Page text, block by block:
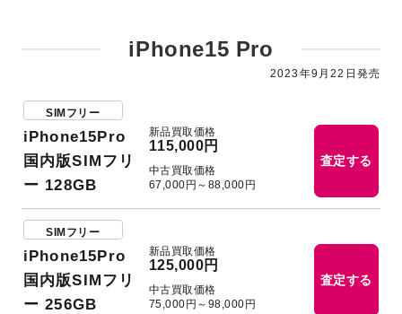
iPhone15 Pro
2023年9月22日発売
SIMフリー
iPhone15Pro
国内版SIMフリ
ー 128GB
新品買取価格
115,000円
中古買取価格
67,000円～88,000円
査定する
SIMフリー
iPhone15Pro
国内版SIMフリ
ー 256GB
新品買取価格
125,000円
中古買取価格
75,000円～98,000円
査定する